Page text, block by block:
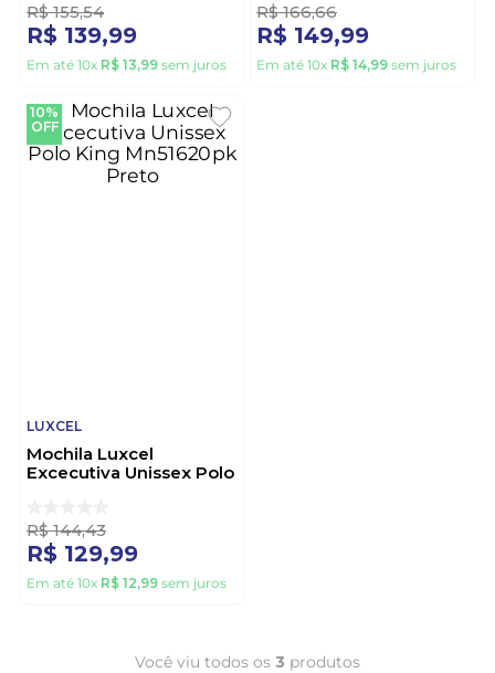
R$ 155,54
R$ 139,99
Em até 10x R$ 13,99 sem juros
R$ 166,66
R$ 149,99
Em até 10x R$ 14,99 sem juros
10%
OFF
LUXCEL
Mochila Luxcel
Excecutiva Unissex Polo
R$ 144,43
R$ 129,99
Em até 10x R$ 12,99 sem juros
Você viu todos os 3 produtos